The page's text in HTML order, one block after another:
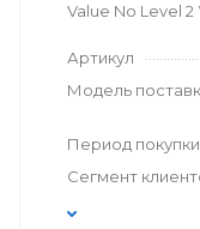
Value No Level 2
Артикул
Модель
Период покупки
Сегмент